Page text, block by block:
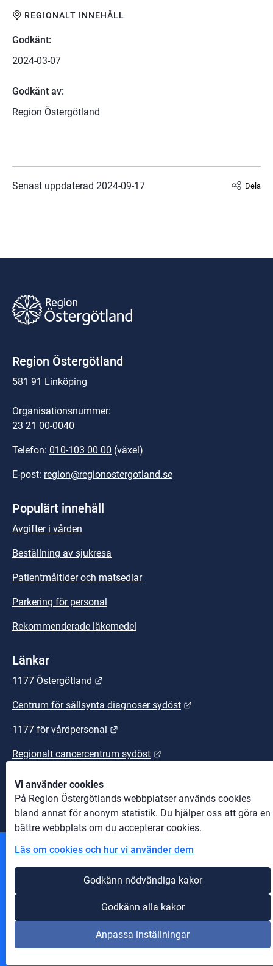
Vi använder cookies
På Region Östergötlands webbplatser används cookies
bland annat för anonym statistik. Du hjälper oss att göra en
bättre webbplats om du accepterar cookies.
Läs om cookies och hur vi använder dem
Godkänn nödvändiga kakor
Godkänn alla kakor
Anpassa inställningar
REGIONALT INNEHÅLL
Godkänt:
2024-03-07
Godkänt av:
Region Östergötland
Senast uppdaterad 2024-09-17 Dela
Region Östergötland
581 91 Linköping
Organisationsnummer:
23 21 00-0040
Telefon: 010-103 00 00 (växel)
E-post: region@regionostergotland.se
Populärt innehåll
Avgifter i vården
Beställning av sjukresa
Patientmåltider och matsedlar
Parkering för personal
Rekommenderade läkemedel
Länkar
1177 Östergötland
Centrum för sällsynta diagnoser sydöst
1177 för vårdpersonal
Regionalt cancercentrum sydöst
Sydöstra sjukvårdsregionen
Information om cookies
Om webbplatsen
Tillgänglighet på webbplatsen